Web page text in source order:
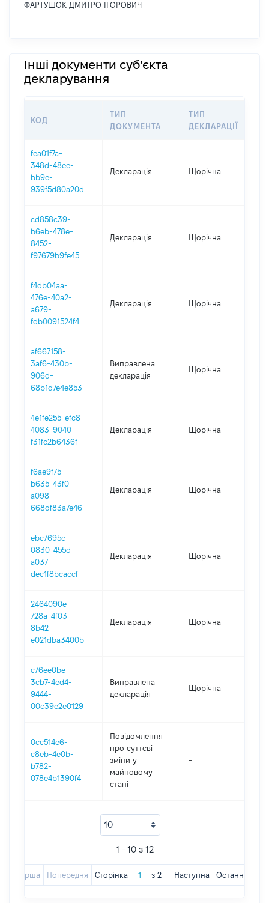
ФАРТУШОК ДМИТРО ІГОРОВИЧ
Інші документи суб'єкта
декларування
КОД
ТИП
ДОКУМЕНТА
ТИП
ДЕКЛАРАЦІЇ
fea01f7a-
348d-48ee-
bb9e-
939f5d80a20d
Декларація Щорічна
cd858c39-
b6eb-478e-
8452-
f97679b9fe45
Декларація Щорічна
f4db04aa-
476e-40a2-
a679-
fdb0091524f4
Декларація Щорічна
af667158-
3af6-430b-
906d-
68b1d7e4e853
Виправлена
декларація
Щорічна
4e1fe255-efc8-
4083-9040-
f31fc2b6436f
Декларація Щорічна
f6ae9f75-
b635-43f0-
a098-
668df83a7e46
Декларація Щорічна
ebc7695c-
0830-455d-
a037-
dec1f8bcaccf
Декларація Щорічна
2464090e-
728a-4f03-
8b42-
e021dba3400b
Декларація Щорічна
c76ee0be-
3cb7-4ed4-
9444-
00c39e2e0129
Виправлена
декларація
Щорічна
0cc514e6-
c8eb-4e0b-
b782-
078e4b1390f4
Повідомлення
про суттєві
зміни y
майновому
стані
-
1 - 10 з 12
Перша Попередня Сторінка з 2 Наступна Остання